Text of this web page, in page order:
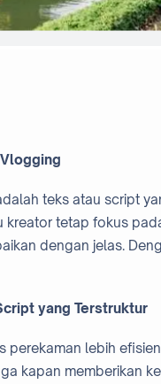
teks atau script
kreator tetap fokus
dengan jelas.
yang Terstruktur
lebih
kapan memberikan